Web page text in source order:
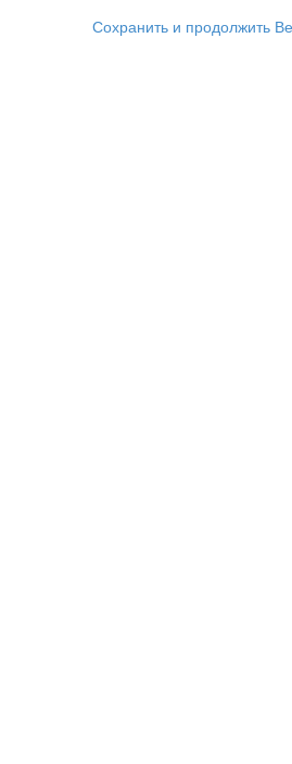
Сохранить и продолжить